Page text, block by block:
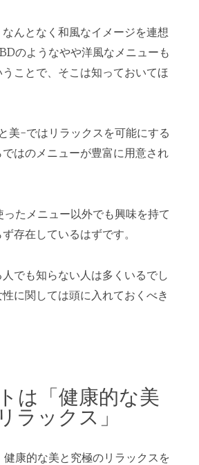
んとなく和風なイメージを連想
のようなやや洋風なメニューも
ことで、そこは知っておいてほ
美-ではリラックスを可能にする
はのメニューが豊富に用意され
たメニュー以外でも興味を持て
存在しているはずです。
でも知らない人は多くいるでし
に関しては頭に入れておくべき
は「健康的な美
ラックス」
康的な美と究極のリラックスを